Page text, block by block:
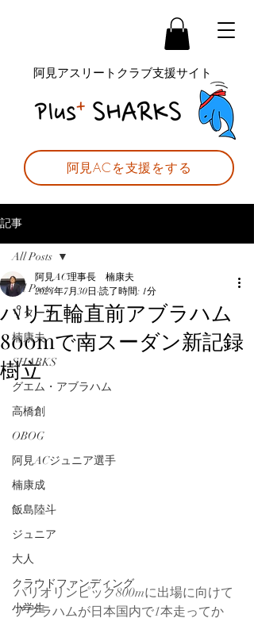
阿見アスリートクラブ支援サイト
阿見ACを支援をする
記事
All Posts
リターン
楠康夫
SHARKS
グエム・アブラハム
高橋創
OBOG
阿見ACジュニア選手
楠康成
飯島陸斗
ジュニア
大人
クラウドファンディング
小学生
All Posts
パリ五輪直前アブラハム
800mで南スーダン新記録
樹立
阿見AC理事長 楠康夫
2024年7月30日 読了時間: 1分
パリオリンピック800mに出場に向けて
アブラハムが日本国内で1本走ってか